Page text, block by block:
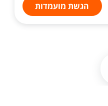
הגשת מועמדות